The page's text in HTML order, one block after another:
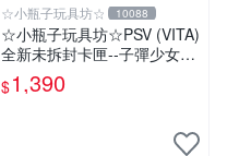
☆小瓶子玩具坊☆ 10088
☆小瓶子玩具坊☆PSV (VITA)
全新未拆封卡匣--子彈少女2
《(Bullet Girls 2》
$1,390